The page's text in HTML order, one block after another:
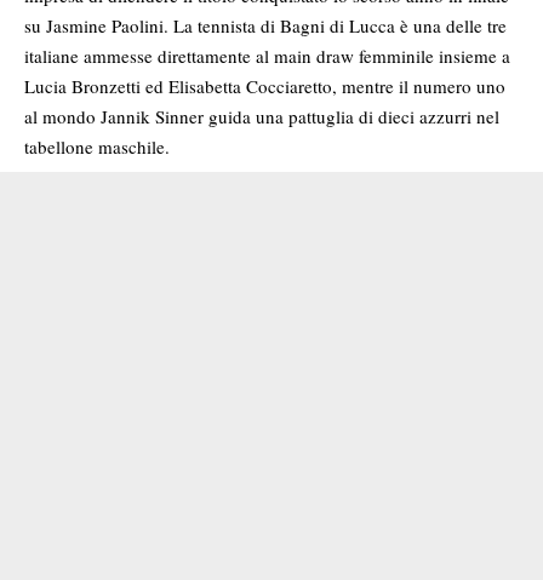
su Jasmine Paolini. La tennista di Bagni di Lucca è una delle tre
italiane ammesse direttamente al main draw femminile insieme a
Lucia Bronzetti ed Elisabetta Cocciaretto, mentre il numero uno
al mondo Jannik Sinner guida una pattuglia di dieci azzurri nel
tabellone maschile.